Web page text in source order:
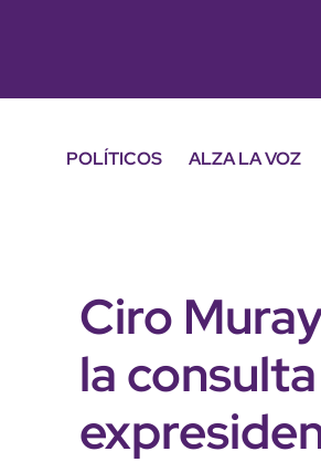
POLÍTICOS ALZA LA VOZ
Ciro
la